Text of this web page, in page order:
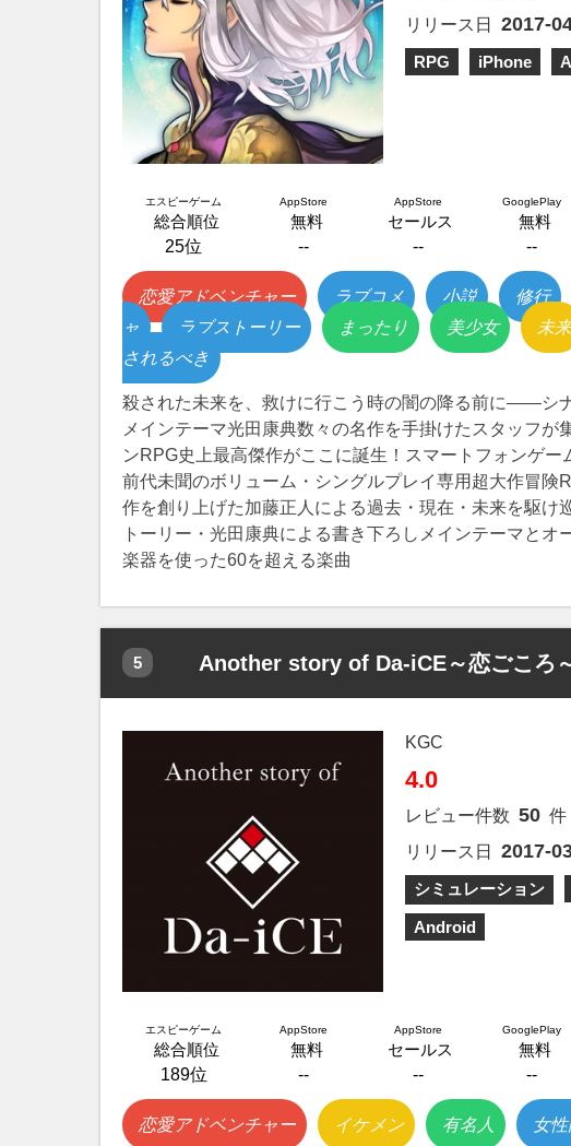
リリース日
2017-
RPG iPhone
エスピーゲーム
総合順位
25位
AppStore
無料
--
AppStore
セールス
--
GooglePlay
無料
--
恋愛アドベンチャー ラブコメ 小説 修行
ャ
ラブストーリー まったり 美少女 未来
されるべき
殺された未来を、救けに行こう時の闇の降る前に——シ
メインテーマ光田康典数々の名作を手掛けたスタッフが
ンRPG史上最高傑作がここに誕生！スマートフォンゲー
前代未聞のボリューム・シングルプレイ専用超大作冒険
作を創り上げた加藤正人による過去・現在・未来を駆け
トーリー・光田康典による書き下ろしメインテーマとオ
楽器を使った60を超える楽曲
5 Another story of Da-iCE～恋ごころ
KGC
4.0
レビュー件数 50 件
リリース日
2017-
シミュレーション
Android
エスピーゲーム
総合順位
189位
AppStore
無料
--
AppStore
セールス
--
GooglePlay
無料
--
恋愛アドベンチャー イケメン 有名人 女